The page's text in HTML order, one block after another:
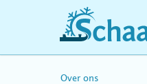
Over ons